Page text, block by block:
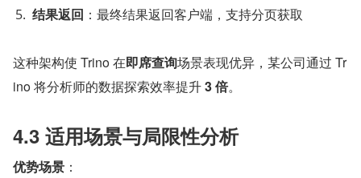
结果返回 ：最终结果返回客户端，支持分页获取
这种架构使 Trino 在即席查询场景表现优异，某公司通过 Tr
ino 将分析师的数据探索效率提升 3 倍。
4.3 适用场景与局限性分析
优势场景 ：